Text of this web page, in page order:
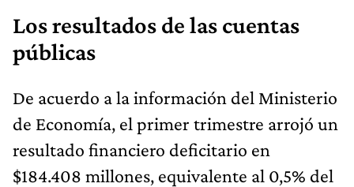
Los resultados de las cuentas
públicas
De acuerdo a la información del Ministerio
de Economía, el primer trimestre arrojó un
resultado financiero deficitario en
$184.408 millones, equivalente al 0,5% del